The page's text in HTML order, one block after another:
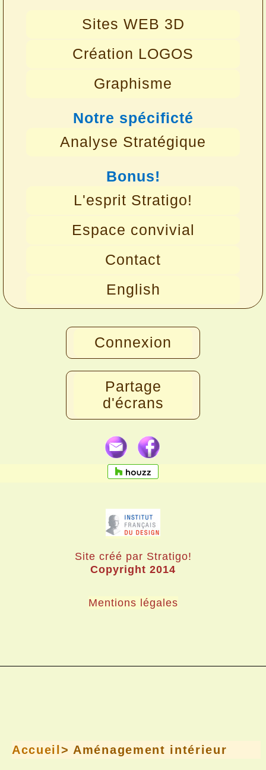
Sites WEB 3D
Création LOGOS
Graphisme
Notre spécificté
Analyse Stratégique
Bonus!
L'esprit Stratigo!
Espace convivial
Contact
English
Connexion
Partage
d'écrans
Site créé par Stratigo!
Copyright 2014
Mentions légales
Accueil > Aménagement intérieur